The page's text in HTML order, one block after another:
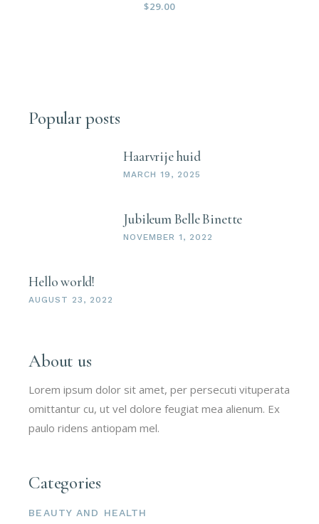
$29.00
Popular posts
Haarvrije huid
MARCH 19, 2025
Jubileum Belle Binette
NOVEMBER 1, 2022
Hello world!
AUGUST 23, 2022
About us
Lorem ipsum dolor sit amet, per persecuti vituperata
omittantur cu, ut vel dolore feugiat mea alienum. Ex
paulo ridens antiopam mel.
Categories
BEAUTY AND HEALTH